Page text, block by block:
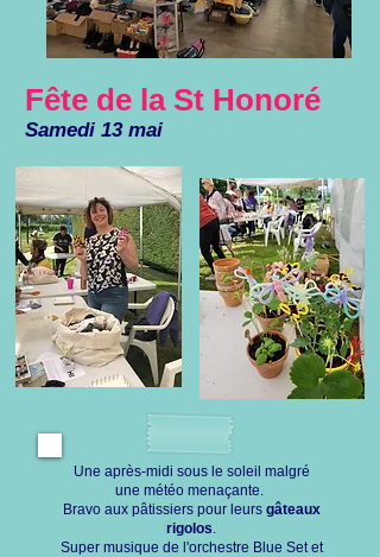
Fête de la St Honoré
Samedi 13 mai
Une après-midi sous le soleil malgré
une météo menaçante.
Bravo aux pâtissiers pour leurs gâteaux
rigolos.
Super musique de l'orchestre Blue Set et